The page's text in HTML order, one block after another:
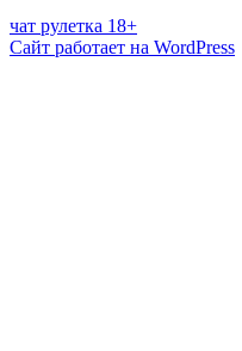
чат рулетка 18+
Сайт работает на WordPress